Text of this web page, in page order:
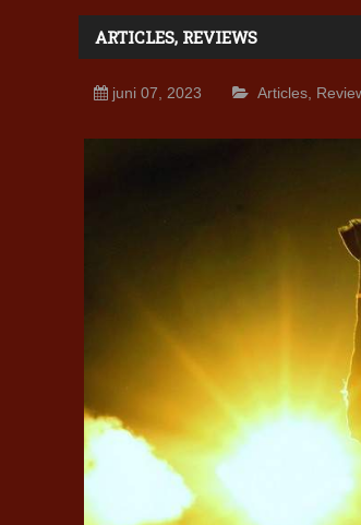
ARTICLES, REVIEWS
juni 07, 2023 Articles